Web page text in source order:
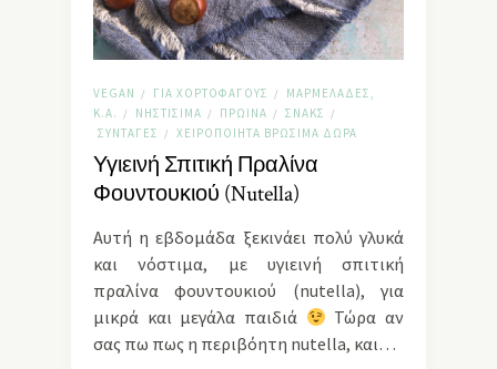
VEGAN / ΓΙΑ ΧΟΡΤΟΦΆΓΟΥΣ /
ΜΑΡΜΕΛΆΔΕΣ,
Κ.Α.
/ ΝΗΣΤΊΣΙΜΑ / ΠΡΩΙΝΆ / ΣΝΑΚΣ /
ΣΥΝΤΑΓΈΣ / ΧΕΙΡΟΠΟΊΗΤΑ ΒΡΏΣΙΜΑ ΔΏΡΑ
Υγιεινή Σπιτική Πραλίνα
Φουντουκιού (Nutella)
Αυτή η εβδομάδα ξεκινάει πολύ γλυκά
και νόστιμα, με υγιεινή σπιτική
πραλίνα φουντουκιού (nutella), για
μικρά και μεγάλα παιδιά
Τώρα αν
σας πω πως η περιβόητη nutella, και…